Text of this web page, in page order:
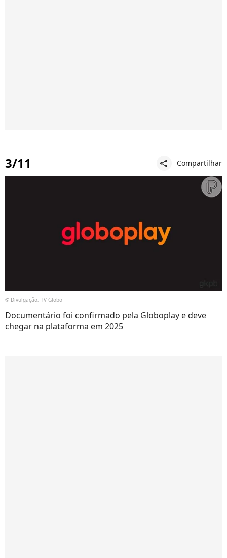
3/11 share Compartilhar
© Divulgação, TV Globo
Documentário foi confirmado pela Globoplay e deve
chegar na plataforma em 2025